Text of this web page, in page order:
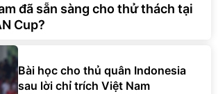
đã sẵn sàng cho thử thách tại
Cup?
Bài học cho thủ quân Indonesia
sau lời chỉ trích Việt Nam